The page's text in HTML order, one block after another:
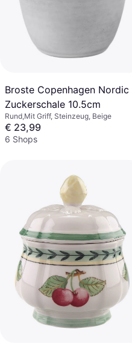
Broste Copenhagen Nordic
Zuckerschale 10.5cm
Rund,Mit Griff, Steinzeug, Beige
€ 23,99
6 Shops